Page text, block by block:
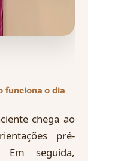
funciona o dia
chega ao
pré-
Em seguida,